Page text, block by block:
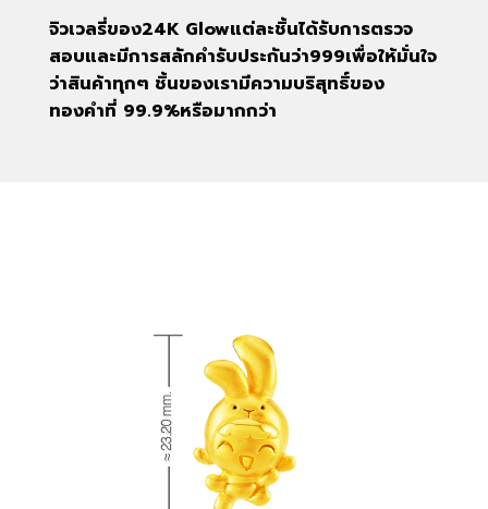
จิวเวลรี่ของ24K Glowแต่ละชิ้นได้รับการตรวจ
สอบและมีการสลักคำรับประกันว่า999เพื่อให้มั่นใจ
ว่าสินค้าทุกๆ ชิ้นของเรามีความบริสุทธิ์ของ
ทองคำที่ 99.9%หรือมากกว่า